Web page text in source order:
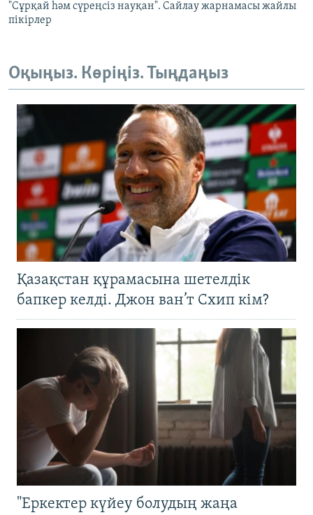
"Сұрқай һәм сүреңсіз науқан". Сайлау жарнамасы жайлы
пікірлер
Оқыңыз. Көріңіз. Тыңдаңыз
Қазақстан құрамасына шетелдік
бапкер келді. Джон ван’т Схип кім?
"Еркектер күйеу болудың жаңа